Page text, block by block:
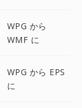
WPG から
WMF に
WPG から EPS
に